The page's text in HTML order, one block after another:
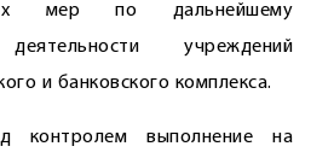
мер по дальнейшему
деятельности учреждений
и банковского комплекса.
контролем выполнение на